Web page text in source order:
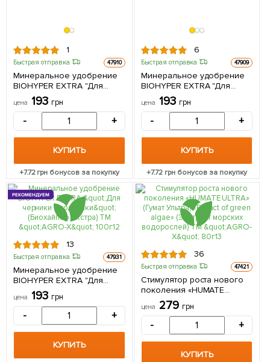
1
Быстрая отправка 47910
Минеральное удобрение
BIOHYPER EXTRA "Для
клематисов" (Биохайпер
Экстра) ТМ "AGRO-X" 100г
цена 193 грн
- +
КУПИТЬ
+7.72грн бонусов за покупку
6
Быстрая отправка 47909
Минеральное удобрение
BIOHYPER EXTRA "Для
цитрусовых" (Биохайпер
Экстра) ТМ "AGRO-X" 100г
цена 193 грн
- +
КУПИТЬ
+7.72 грн бонусов за покупку
РЕКОМЕНДУЕМ
13
Быстрая отправка 47931
Минеральное удобрение
BIOHYPER EXTRA "Для
черники и голубики"
(Биохайпер Экстра) ТМ
"AGRO-X" 100г
цена 193 грн
- +
КУПИТЬ
36
Быстрая отправка 47421
Стимулятор роста нового
поколения «HUMATE
ULTRA» (Гумат Ультра)
«Extract of green algae»
(Экстракт морских
водорослей) ТМ "AGRO-X"
80г
цена 279 грн
- +
КУПИТЬ